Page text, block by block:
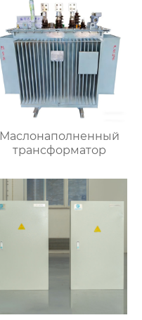
Маслонаполненный
трансформатор